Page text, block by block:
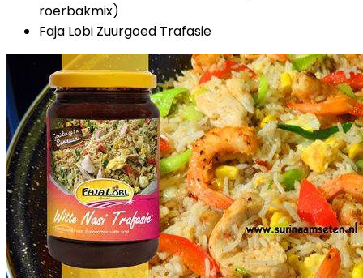
roerbakmix)
Faja Lobi Zuurgoed Trafasie